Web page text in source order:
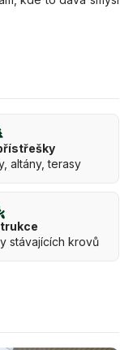
altány, terasy
stávajících krovů